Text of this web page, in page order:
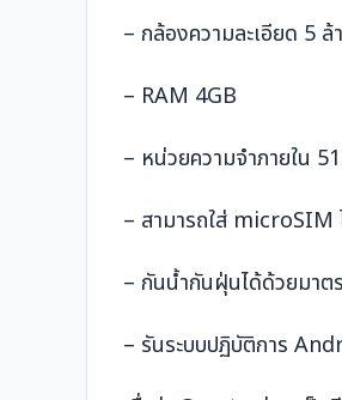
– กล้องความละเอียด 5 ล้
– RAM 4GB
– หน่วยความจำภายใน
– สามารถใส่ microSIM
– กันน้ำกันฝุ่นได้ด้วยมาต
– รันระบบปฏิบัติการ